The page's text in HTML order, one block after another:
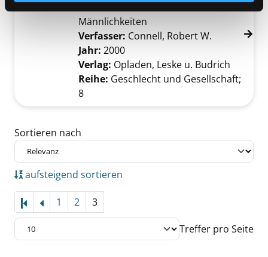
Männlichkeiten
Verfasser: Connell, Robert W. Suche
Jahr: 2000
Verlag: Opladen, Leske u. Budrich
Reihe: Geschlecht und Gesellschaft;
8
Zu den Suchfiltern springen
Sortieren nach
aufsteigend sortieren
1 2 3
Treffer pro Seite